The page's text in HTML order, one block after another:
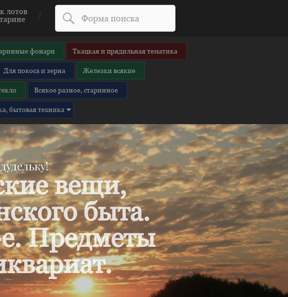
лотов
фонари Ткацкая и прядильная тематика
Для покоса и зерна Железки всякие
Всякое разное, старинное
бытовая техника
вещи,
быта.
Предметы